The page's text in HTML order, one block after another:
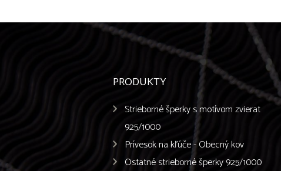
PRODUKTY
Strieborné šperky s motívom zvierat
925/1000
Prívesok na kľúče - Obecný kov
Ostatné strieborné šperky 925/1000